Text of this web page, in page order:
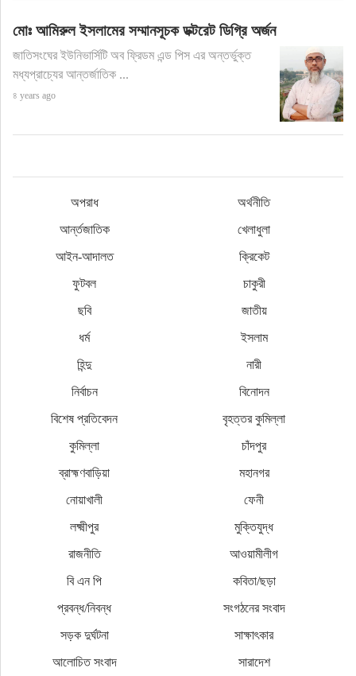
মোঃ আমিরুল ইসলামের সম্মানসূচক ডক্টরেট ডিগ্রি অর্জন
জাতিসংঘের ইউনিভার্সিটি অব ফ্রিডম এন্ড পিস এর অন্তর্ভুক্ত
মধ্যপ্রাচ্যের আন্তর্জাতিক ...
৪ years ago
অপরাধ
অর্থনীতি
আর্ন্তজাতিক
খেলাধুলা
আইন-আদালত
ক্রিকেট
ফুটবল
চাকুরী
ছবি
জাতীয়
ধর্ম
ইসলাম
হিন্দু
নারী
নির্বাচন
বিনোদন
বিশেষ প্রতিবেদন
বৃহত্তর কুমিল্লা
কুমিল্লা
চাঁদপুর
ব্রাহ্মণবাড়িয়া
মহানগর
নোয়াখালী
ফেনী
লক্ষ্মীপুর
মুক্তিযুদ্ধ
রাজনীতি
আওয়ামীলীগ
বি এন পি
কবিতা/ছড়া
প্রবন্ধ/নিবন্ধ
সংগঠনের সংবাদ
সড়ক দুর্ঘটনা
সাক্ষাৎকার
আলোচিত সংবাদ
সারাদেশ